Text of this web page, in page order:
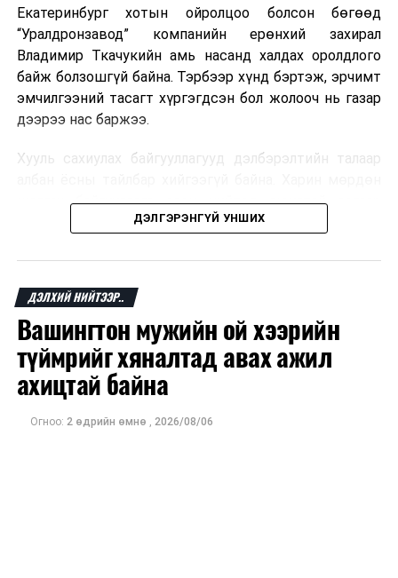
Екатеринбург хотын ойролцоо болсон бөгөөд
“Уралдронзавод” компанийн ерөнхий захирал
Владимир Ткачукийн амь насанд халдах оролдлого
байж болзошгүй байна. Тэрбээр хүнд бэртэж, эрчимт
эмчилгээний тасагт хүргэгдсэн бол жолооч нь газар
дээрээ нас баржээ.
Хууль сахиулах байгууллагууд дэлбэрэлтийн талаар
шалгах байгууллага олон нийтэд аюултай аргаар
хүний амь насанд халдахыг завдсан гэх үндэслэлээр
мэдээлжээ.
“Уралдронзавод” компани 2023 онд Екатеринбург
хотод байгуулагдсан бөгөөд нисгэгчгүй нисэх
төхөөрөмж үйлдвэрлэдэг аж. Тус компанийн 2025
оны орлого 6.2 тэрбум рубль, цэвэр ашиг нь 1.9
тэрбум рубльд хүрсэн гэж РБК мэдээлсэн байна.
Одоогоор дэлбэрэлтийн шалтгаан, хэрэгт холбоотой
ДЭЛГЭРЭНГҮЙ УНШИХ
ДЭЛХИЙ НИЙТЭЭР..
Вашингтон мужийн ой хээрийн
түймрийг хяналтад авах ажил
ахицтай байна
Огноо: 2 өдрийн өмнө 2026/08/06